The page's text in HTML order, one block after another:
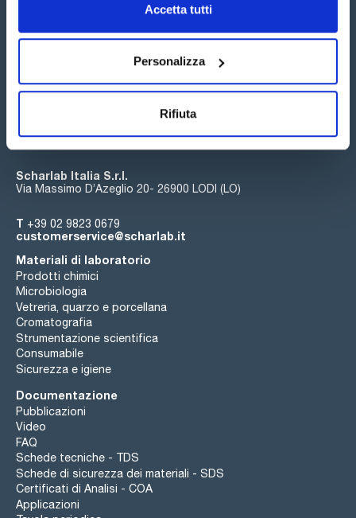
Accetta tutti
Personalizza
Rifiuta
Iscriviti alla Newsletter
Scharlab Italia S.r.l.
Via Massimo D’Azeglio 20- 26900 LODI (LO)
T +39 02 9823 0679
customerservice@scharlab.it
Materiali di laboratorio
Prodotti chimici
Microbiologia
Vetreria, quarzo e porcellana
Cromatografia
Strumentazione scientifica
Consumabile
Sicurezza e igiene
Documentazione
Pubblicazioni
Video
FAQ
Schede tecniche - TDS
Schede di sicurezza dei materiali - SDS
Certificati di Analisi - COA
Applicazioni